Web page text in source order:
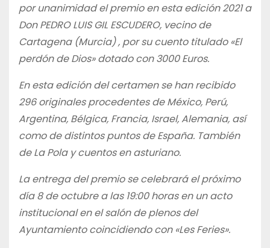
por unanimidad el premio en esta edición 2021 a
Don PEDRO LUIS GIL ESCUDERO, vecino de
Cartagena (Murcia) , por su cuento titulado «El
perdón de Dios» dotado con 3000 Euros.
En esta edición del certamen se han recibido
296 originales procedentes de México, Perú,
Argentina, Bélgica, Francia, Israel, Alemania, así
como de distintos puntos de España. También
de La Pola y cuentos en asturiano.
La entrega del premio se celebrará el próximo
día 8 de octubre a las 19:00 horas en un acto
institucional en el salón de plenos del
Ayuntamiento coincidiendo con «Les Feries».